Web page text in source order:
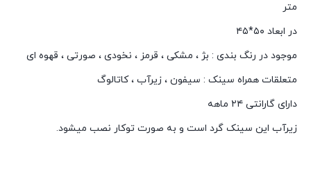
متر
در ابعاد ۵۰*۴۵
موجود در رنگ بندی : بژ ، مشکی ، قرمز ، نخودی ، صورتی ، قهوه ای
متعلقات همراه سینک : سیفون ، زیرآب ، کاتالوگ
دارای گارانتی ۲۴ ماهه
زیرآب این سینک گرد است و به صورت توکار نصب میشود.